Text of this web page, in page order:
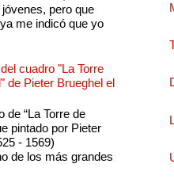
pero que
me indicó que yo
cuadro "La Torre
de Pieter Brueghel el
de “La Torre de
pintado por Pieter
- 1569)
de los más grandes